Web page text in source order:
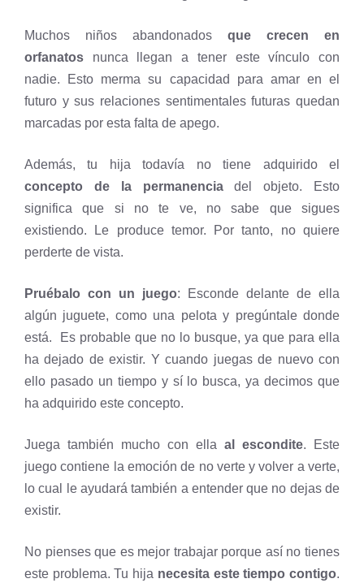
Muchos niños abandonados que crecen en
orfanatos nunca llegan a tener este vínculo con
nadie. Esto merma su capacidad para amar en el
futuro y sus relaciones sentimentales futuras quedan
marcadas por esta falta de apego.
Además, tu hija todavía no tiene adquirido el
concepto de la permanenciadel objeto. Esto
significa que si no te ve, no sabe que sigues
existiendo. Le produce temor. Por tanto, no quiere
perderte de vista.
Pruébalo con un juego: Esconde delante de ella
algún juguete, como una pelota y pregúntale donde
está. Es probable que no lo busque, ya que para ella
ha dejado de existir. Y cuando juegas de nuevo con
ello pasado un tiempo y sí lo busca, ya decimos que
ha adquirido este concepto.
Juega también mucho con ella al escondite. Este
juego contiene la emoción de no verte y volver a verte,
lo cual le ayudará también a entender que no dejas de
existir.
No pienses que es mejor trabajar porque así no tienes
este problema. Tu hija necesita este tiempo contigo.